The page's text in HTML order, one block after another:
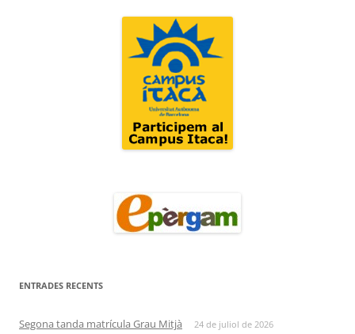
ENTRADES RECENTS
Segona tanda matrícula Grau Mitjà 24 de juliol de 2026